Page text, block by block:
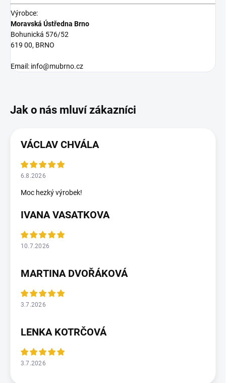
Výrobce:
Moravská Ústředna Brno
Bohunická 576/52
619 00, BRNO
Email: info@mubrno.cz
VÁCLAV CHVÁLA
6.8.2026
Moc hezký výrobek!
IVANA VASATKOVA
10.7.2026
MARTINA DVOŘÁKOVÁ
3.7.2026
LENKA KOTRČOVÁ
3.7.2026